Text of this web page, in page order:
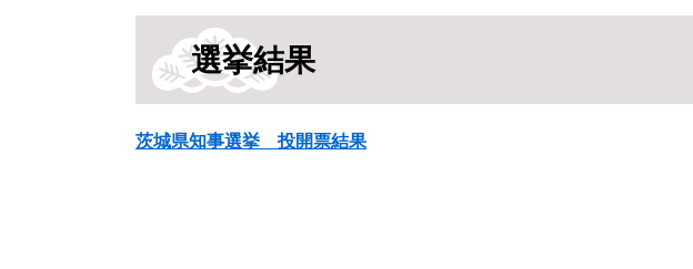
選挙結果
茨城県知事選挙 投開票結果